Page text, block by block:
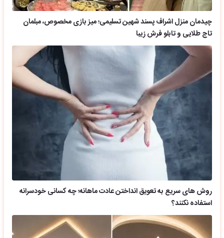
چیدمان منزل اشراف پسند شهین تسلیمی؛ میز بازی مخصوص، مبلمان
تاج طلایی و تابلو فرش زیبا
روش های سریع به تعویق انداختن عادت ماهانه؛ چه کسانی خودسرانه
استفاده نکنند؟